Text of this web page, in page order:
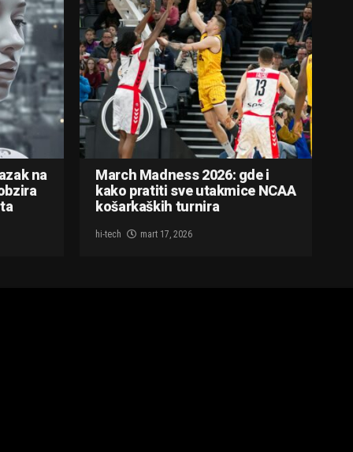
na March Madness 2026: gde i
kako pratiti sve utakmice NCAA
košarkaških turnira
hi-tech mart 17, 2026